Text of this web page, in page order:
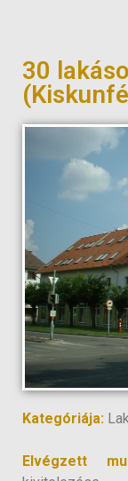
30
Kategóriája:
Elvégzett